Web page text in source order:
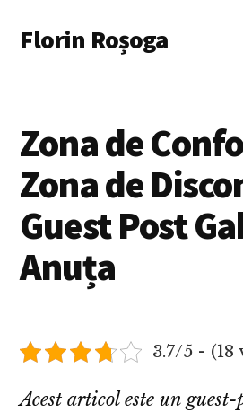
main
menu
Florin Roșoga
Zona de
Zona de
Guest Post
Anuța
3.7/5 - (18
Acest articol este un guest-